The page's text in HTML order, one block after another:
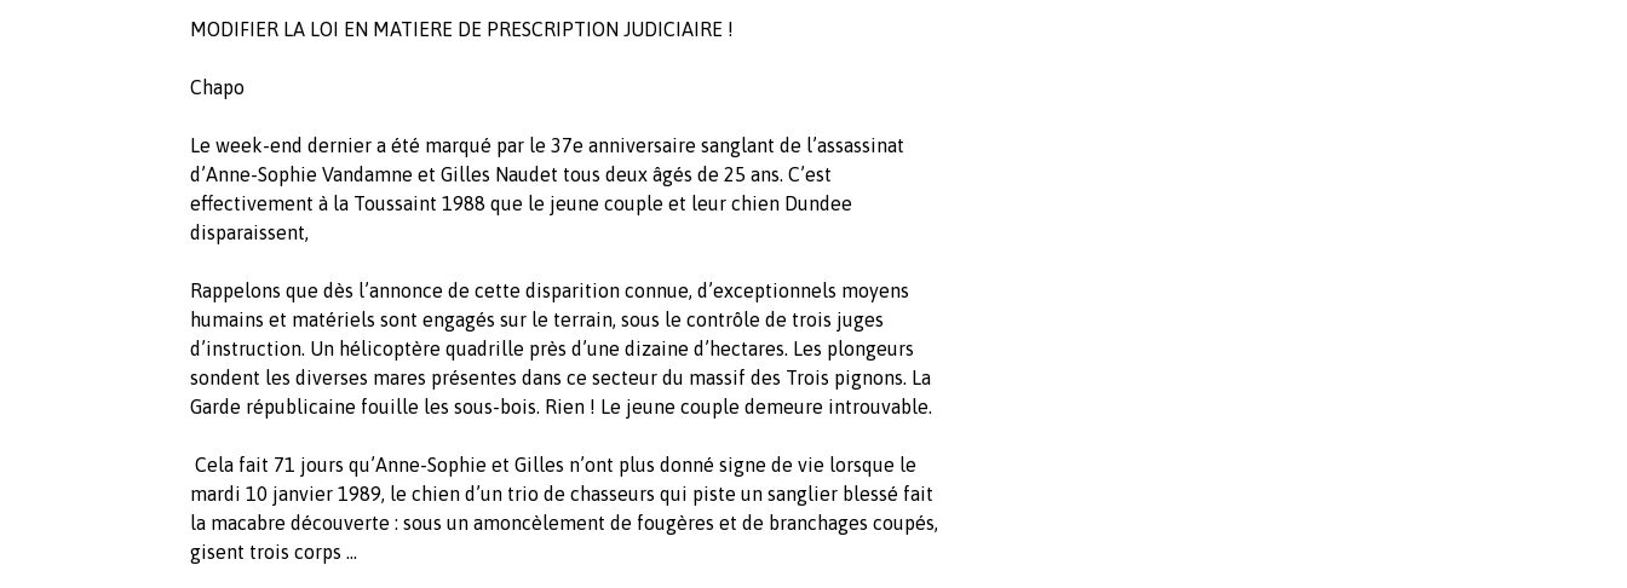
MODIFIER LA LOI EN MATIERE DE PRESCRIPTION JUDICIAIRE !
Chapo
Le week-end dernier a été marqué par le 37e anniversaire sanglant de l’assassinat
d’Anne-Sophie Vandamne et Gilles Naudet tous deux âgés de 25 ans. C’est
effectivement à la Toussaint 1988 que le jeune couple et leur chien Dundee
disparaissent,
Rappelons que dès l’annonce de cette disparition connue, d’exceptionnels moyens
humains et matériels sont engagés sur le terrain, sous le contrôle de trois juges
d’instruction. Un hélicoptère quadrille près d’une dizaine d’hectares. Les plongeurs
sondent les diverses mares présentes dans ce secteur du massif des Trois pignons. La
Garde républicaine fouille les sous-bois. Rien ! Le jeune couple demeure introuvable.
Cela fait 71 jours qu’Anne-Sophie et Gilles n’ont plus donné signe de vie lorsque le
mardi 10 janvier 1989, le chien d’un trio de chasseurs qui piste un sanglier blessé fait
la macabre découverte : sous un amoncèlement de fougères et de branchages coupés,
gisent trois corps …